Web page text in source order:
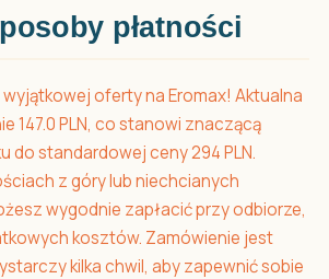
płatności
oferty na Eromax! Aktualna
147.0 PLN, co stanowi znaczącą
do standardowej ceny 294 PLN.
z góry lub niechcianych
wygodnie zapłacić przy odbiorze,
kosztów. Zamówienie jest
kilka chwil, aby zapewnić sobie